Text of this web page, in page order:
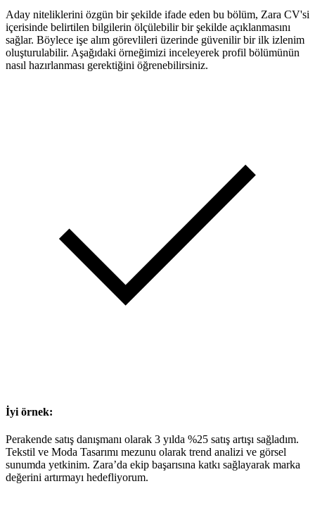
Aday niteliklerini özgün bir şekilde ifade eden bu bölüm, Zara CV'si
içerisinde belirtilen bilgilerin ölçülebilir bir şekilde açıklanmasını
sağlar. Böylece işe alım görevlileri üzerinde güvenilir bir ilk izlenim
oluşturulabilir. Aşağıdaki örneğimizi inceleyerek profil bölümünün
nasıl hazırlanması gerektiğini öğrenebilirsiniz.
İyi örnek:
Perakende satış danışmanı olarak 3 yılda %25 satış artışı sağladım.
Tekstil ve Moda Tasarımı mezunu olarak trend analizi ve görsel
sunumda yetkinim. Zara’da ekip başarısına katkı sağlayarak marka
değerini artırmayı hedefliyorum.